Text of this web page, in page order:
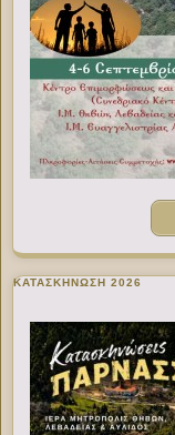
ΚΑΤΑΣΚΗΝΩΣΗ 2026